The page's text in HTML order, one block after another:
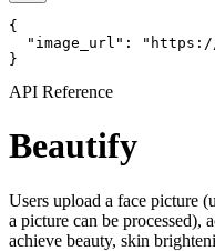
{
"image_url":
}
API Reference
Beautify
Users upload a face picture
a picture can be processed),
achieve beauty, skin